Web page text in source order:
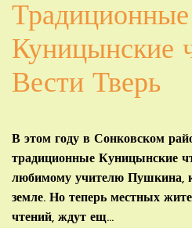
Традиционные
Куницынские
Вести Тверь
В этом году в Сонковском
традиционные Куницынские
любимому учителю Пушкина,
земле. Но теперь местных
чтений, ждут ещ...